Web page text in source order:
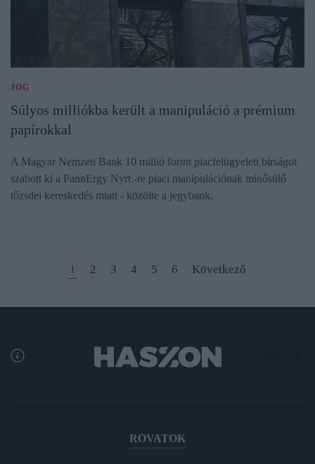
JOG
Súlyos milliókba került a manipuláció a prémium
papírokkal
A Magyar Nemzeti Bank 10 millió forint piacfelügyeleti bírságot
szabott ki a PannErgy Nyrt.-re piaci manipulációnak minősülő
tőzsdei kereskedés miatt - közölte a jegybank.
1 2 3 4 5 6 Következő
ROVATOK